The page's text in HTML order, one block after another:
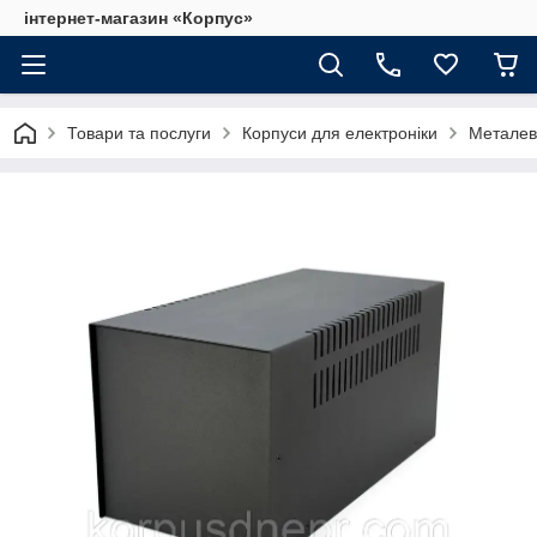
інтернет-магазин «Корпус»
Товари та послуги Корпуси для електроніки